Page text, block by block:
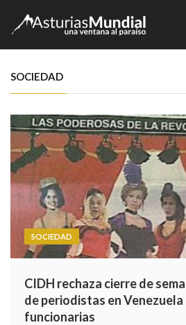
SOCIEDAD
SOCIEDAD
CIDH rechaza cierre de
de periodistas en
funcionarias